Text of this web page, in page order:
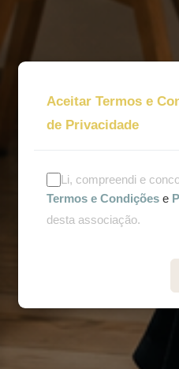
Aceitar Termos e
de Privacidade
Li, compreendi e
Termos e Condições e
desta associação.